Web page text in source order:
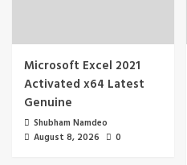
Microsoft Excel 2021
Activated x64 Latest
Genuine
Shubham Namdeo
August 8, 2026
0